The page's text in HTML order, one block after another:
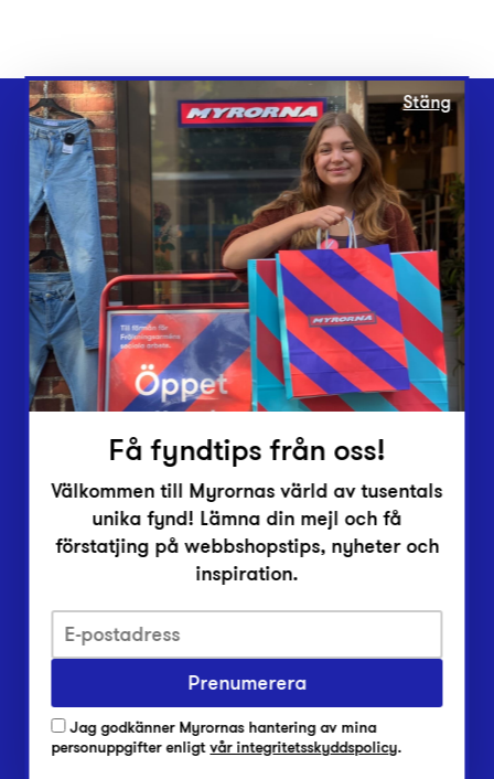
Webbshop
Butiker
Lämna in
Vårt överskott
Inlämningsplatser
Om Myrorna
Lediga jobb
Pressrum
Integritetsskyddspolicy
Har du frågor om onlineköp, leverans eller retur?
Har du frågor om vår verksamhet?
Vanliga frågor om Myrorna
Stäng
Få fyndtips från oss!
Välkommen till Myrornas värld av tusentals
unika fynd! Lämna din mejl och få
förstatjing på webbshopstips, nyheter och
inspiration.
Prenumerera
Jag godkänner Myrornas hantering av mina
personuppgifter enligtvår integritetsskyddspolicy.